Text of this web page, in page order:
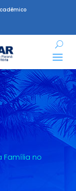
Família no